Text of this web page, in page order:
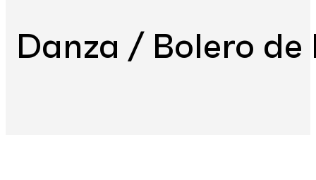
Danza / Bolero de